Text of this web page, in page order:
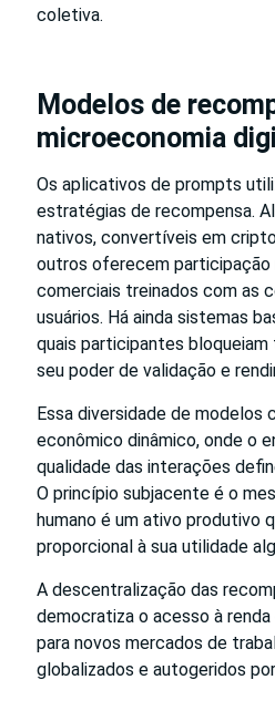
coletiva.
Modelos de
microeconomia
Os aplicativos de prompts
estratégias de recompensa.
nativos, convertíveis em
outros oferecem participação
comerciais treinados com as
usuários. Há ainda sistemas
quais participantes
seu poder de validação e
Essa diversidade de modelos
econômico dinâmico, onde o
qualidade das interações
O princípio subjacente é o
humano é um ativo produtivo
proporcional à sua utilidade
A descentralização das
democratiza o acesso à
para novos mercados de
globalizados e autogeridos